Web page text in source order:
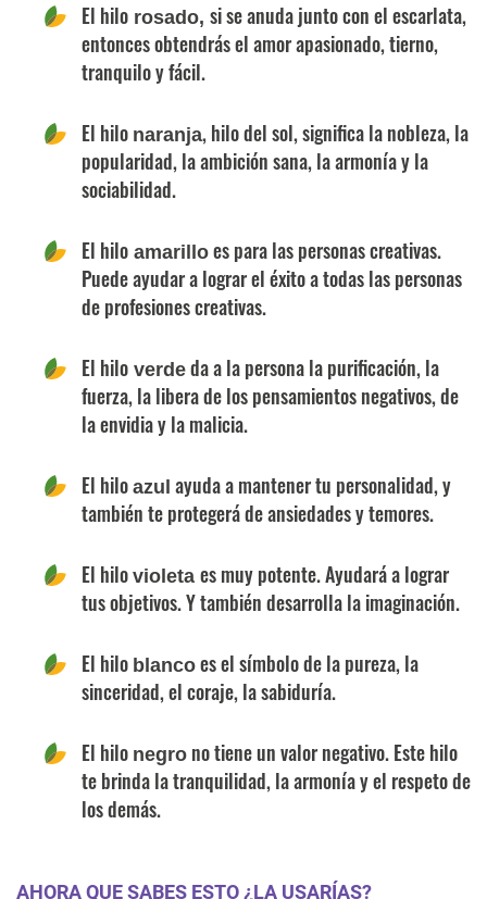
El hilo rosado, si se anuda junto con el escarlata,
entonces obtendrás el amor apasionado, tierno,
tranquilo y fácil.
El hilo naranja, hilo del sol, significa la nobleza, la
popularidad, la ambición sana, la armonía y la
sociabilidad.
El hilo amarillo es para las personas creativas.
Puede ayudar a lograr el éxito a todas las personas
de profesiones creativas.
El hilo verde da a la persona la purificación, la
fuerza, la libera de los pensamientos negativos, de
la envidia y la malicia.
El hilo azul ayuda a mantener tu personalidad, y
también te protegerá de ansiedades y temores.
El hilo violeta es muy potente. Ayudará a lograr
tus objetivos. Y también desarrolla la imaginación.
El hilo blanco es el símbolo de la pureza, la
sinceridad, el coraje, la sabiduría.
El hilo negro no tiene un valor negativo. Este hilo
te brinda la tranquilidad, la armonía y el respeto de
los demás.
AHORA QUE SABES ESTO ¿LA USARÍAS?